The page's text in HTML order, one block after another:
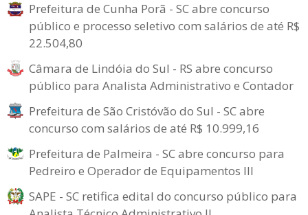
Prefeitura de Cunha Porã - SC abre concurso
público e processo seletivo com salários de até R$
22.504,80
Câmara de Lindóia do Sul - RS abre concurso
público para Analista Administrativo e Contador
Prefeitura de São Cristóvão do Sul - SC abre
concurso com salários de até R$ 10.999,16
Prefeitura de Palmeira - SC abre concurso para
Pedreiro e Operador de Equipamentos III
SAPE - SC retifica edital do concurso público para